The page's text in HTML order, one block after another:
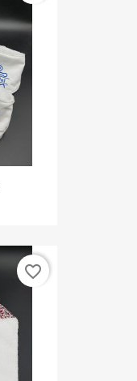
favorite_border